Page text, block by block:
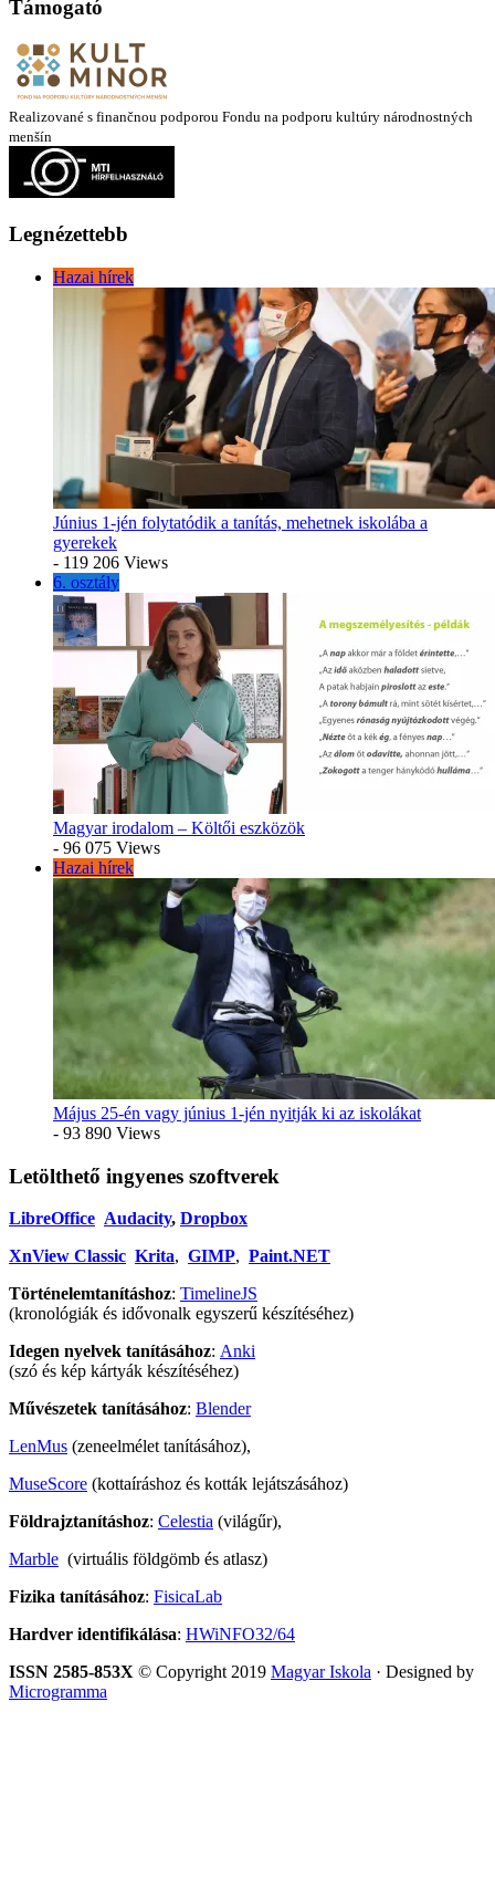
Támogató
Realizované s finančnou podporou Fondu na podporu kultúry národnostných
menšín
Legnézettebb
Hazai hírek
Június 1-jén folytatódik a tanítás, mehetnek iskolába a
gyerekek
- 119 206 Views
6. osztály
Magyar irodalom – Költői eszközök
- 96 075 Views
Hazai hírek
Május 25-én vagy június 1-jén nyitják ki az iskolákat
- 93 890 Views
Letölthető ingyenes szoftverek
LibreOffice Audacity, Dropbox
XnView Classic Krita, GIMP, Paint.NET
Történelemtanításhoz: TimelineJS
(kronológiák és idővonalk egyszerű készítéséhez)
Idegen nyelvek tanításához: Anki
(szó és kép kártyák készítéséhez)
Művészetek tanításához: Blender
LenMus (zeneelmélet tanításához),
MuseScore (kottaíráshoz és kották lejátszásához)
Földrajztanításhoz: Celestia (világűr),
Marble (virtuális földgömb és atlasz)
Fizika tanításához: FisicaLab
Hardver identifikálása: HWiNFO32/64
ISSN 2585-853X © Copyright 2019 Magyar Iskola · Designed by
Microgramma